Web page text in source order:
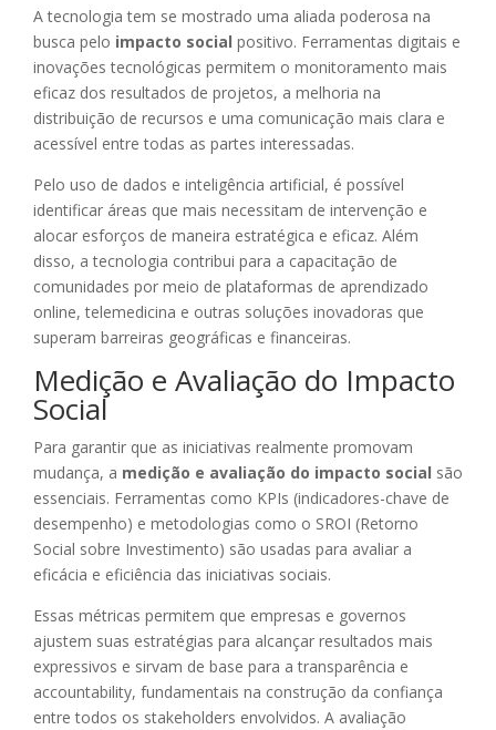
A tecnologia tem se mostrado uma aliada poderosa na
busca pelo impacto social positivo. Ferramentas digitais e
inovações tecnológicas permitem o monitoramento mais
eficaz dos resultados de projetos, a melhoria na
distribuição de recursos e uma comunicação mais clara e
acessível entre todas as partes interessadas.
Pelo uso de dados e inteligência artificial, é possível
identificar áreas que mais necessitam de intervenção e
alocar esforços de maneira estratégica e eficaz. Além
disso, a tecnologia contribui para a capacitação de
comunidades por meio de plataformas de aprendizado
online, telemedicina e outras soluções inovadoras que
superam barreiras geográficas e financeiras.
Medição e Avaliação do Impacto
Social
Para garantir que as iniciativas realmente promovam
mudança, a medição e avaliação do impacto social são
essenciais. Ferramentas como KPIs (indicadores-chave de
desempenho) e metodologias como o SROI (Retorno
Social sobre Investimento) são usadas para avaliar a
eficácia e eficiência das iniciativas sociais.
Essas métricas permitem que empresas e governos
ajustem suas estratégias para alcançar resultados mais
expressivos e sirvam de base para a transparência e
accountability, fundamentais na construção da confiança
entre todos os stakeholders envolvidos. A avaliação